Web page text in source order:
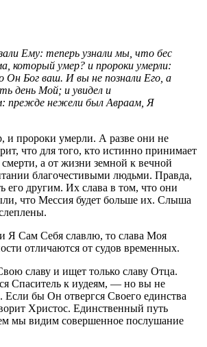
Ему: теперь узнали мы, что бес
который умер? и пророки умерли:
Бог ваш. И вы не познали Его, а
день Мой; и увидел и
прежде нежели был Авраам, Я
и пророки умерли. А разве они не
что для того, кто истинно принимает
а от жизни земной к вечной
благочестивыми людьми. Правда,
его другим. Их слава в том, что они
что Мессия будет больше их. Слыша
Я Сам Себя славлю, то слава Моя
отличаются от судов временных.
славу и ищет только славу Отца.
Спаситель к иудеям, — но вы не
бы Он отвергся Своего единства
Христос. Единственный путь
мы видим совершенное послушание